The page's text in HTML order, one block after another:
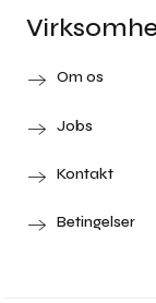
Om os
Jobs
Kontakt
Betingelser